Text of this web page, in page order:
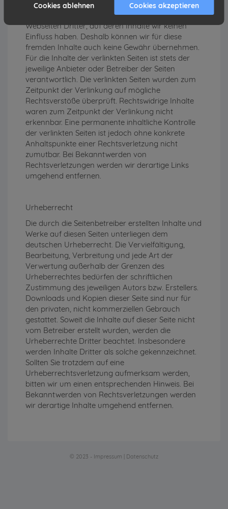
Unser Angebot enthält Links zu externen
Webseiten Dritter, auf deren Inhalte wir keinen
Einfluss haben. Deshalb können wir für diese
fremden Inhalte auch keine Gewähr übernehmen.
Für die Inhalte der verlinkten Seiten ist stets der
jeweilige Anbieter oder Betreiber der Seiten
verantwortlich. Die verlinkten Seiten wurden zum
Zeitpunkt der Verlinkung auf mögliche
Rechtsverstöße überprüft. Rechtswidrige Inhalte
waren zum Zeitpunkt der Verlinkung nicht
erkennbar. Eine permanente inhaltliche Kontrolle
der verlinkten Seiten ist jedoch ohne konkrete
Anhaltspunkte einer Rechtsverletzung nicht
zumutbar. Bei Bekanntwerden von
Rechtsverletzungen werden wir derartige Links
umgehend entfernen.
Urheberrecht
Die durch die Seitenbetreiber erstellten Inhalte und
Werke auf diesen Seiten unterliegen dem
deutschen Urheberrecht. Die Vervielfältigung,
Bearbeitung, Verbreitung und jede Art der
Verwertung außerhalb der Grenzen des
Urheberrechtes bedürfen der schriftlichen
Zustimmung des jeweiligen Autors bzw. Erstellers.
Downloads und Kopien dieser Seite sind nur für
den privaten, nicht kommerziellen Gebrauch
gestattet. Soweit die Inhalte auf dieser Seite nicht
vom Betreiber erstellt wurden, werden die
Urheberrechte Dritter beachtet. Insbesondere
werden Inhalte Dritter als solche gekennzeichnet.
Sollten Sie trotzdem auf eine
Urheberrechtsverletzung aufmerksam werden,
bitten wir um einen entsprechenden Hinweis. Bei
Bekanntwerden von Rechtsverletzungen werden
wir derartige Inhalte umgehend entfernen.
© 2023 - Impressum Datenschutz
Cookies ablehnen Cookies akzeptieren